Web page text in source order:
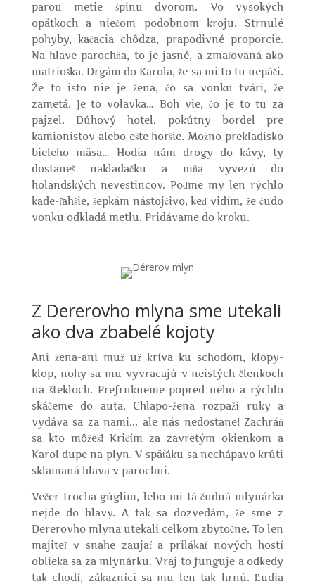
parou metie špinu dvorom. Vo vysokých
opätkoch a niečom podobnom kroju. Strnulé
pohyby, kačacia chôdza, prapodivné proporcie.
Na hlave parochňa, to je jasné, a zmaľovaná ako
matrioška. Drgám do Karola, že sa mi to tu nepáči.
Že to isto nie je žena, čo sa vonku tvári, že
zametá. Je to volavka… Boh vie, čo je to tu za
pajzel. Dúhový hotel, pokútny bordel pre
kamionistov alebo ešte horšie. Možno prekladisko
bieleho mäsa… Hodia nám drogy do kávy, ty
dostaneš nakladačku a mňa vyvezú do
holandských nevestincov. Poďme my len rýchlo
kade-ľahšie, šepkám nástojčivo, keď vidím, že čudo
vonku odkladá metlu. Pridávame do kroku.
Z Dererovho mlyna sme utekali
ako dva zbabelé kojoty
Ani žena-ani muž už kríva ku schodom, klopy-
klop, nohy sa mu vyvracajú v neistých členkoch
na štekloch. Prefrnkneme popred neho a rýchlo
skáčeme do auta. Chlapo-žena rozpaží ruky a
vydáva sa za nami... ale nás nedostane! Zachráň
sa kto môžeš! Kričím za zavretým okienkom a
Karol dupe na plyn. V späťáku sa nechápavo krúti
sklamaná hlava v parochni.
Večer trocha gúglim, lebo mi tá čudná mlynárka
nejde do hlavy. A tak sa dozvedám, že sme z
Dererovho mlyna utekali celkom zbytočne. To len
majiteľ v snahe zaujať a prilákať nových hostí
oblieka sa za mlynárku. Vraj to funguje a odkedy
tak chodí, zákazníci sa mu len tak hrnú. Ľudia